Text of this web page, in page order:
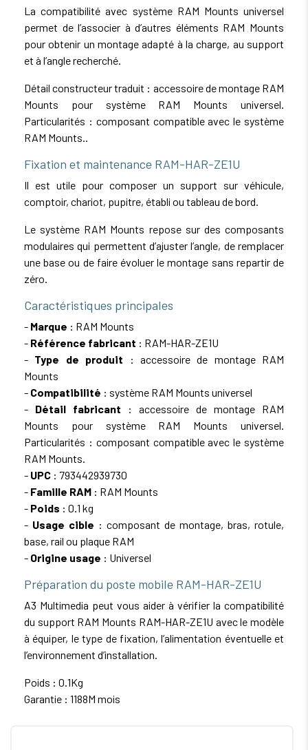
La compatibilité avec système RAM Mounts universel
permet de l’associer à d’autres éléments RAM Mounts
pour obtenir un montage adapté à la charge, au support
et à l’angle recherché.
Détail constructeur traduit : accessoire de montage RAM
Mounts pour système RAM Mounts universel.
Particularités : composant compatible avec le système
RAM Mounts..
Fixation et maintenance RAM-HAR-ZE1U
Il est utile pour composer un support sur véhicule,
comptoir, chariot, pupitre, établi ou tableau de bord.
Le système RAM Mounts repose sur des composants
modulaires qui permettent d’ajuster l’angle, de remplacer
une base ou de faire évoluer le montage sans repartir de
zéro.
Caractéristiques principales
- Marque : RAM Mounts
- Référence fabricant : RAM-HAR-ZE1U
- Type de produit : accessoire de montage RAM
Mounts
- Compatibilité : système RAM Mounts universel
- Détail fabricant : accessoire de montage RAM
Mounts pour système RAM Mounts universel.
Particularités : composant compatible avec le système
RAM Mounts.
- UPC : 793442939730
- Famille RAM : RAM Mounts
- Poids : 0.1 kg
- Usage cible : composant de montage, bras, rotule,
base, rail ou plaque RAM
- Origine usage : Universel
Préparation du poste mobile RAM-HAR-ZE1U
A3 Multimedia peut vous aider à vérifier la compatibilité
du support RAM Mounts RAM-HAR-ZE1U avec le modèle
à équiper, le type de fixation, l’alimentation éventuelle et
l’environnement d’installation.
Poids : 0.1Kg
Garantie : 1188M mois